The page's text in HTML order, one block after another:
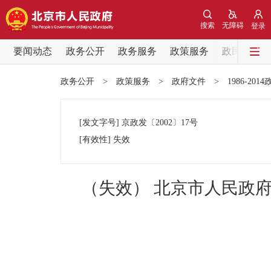
登录
无障碍
搜索
要闻动态 政务公开 政务服务 政策服务
政民互动
党中央精神
政务公开 > 政策服务 > 政府文件 > 1986-2014
[发文字号] 京政发 〔2002〕 17号
[有效性] 失效
（失效） 北京市人民政